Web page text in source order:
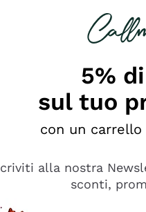
5%
sul tuo
con un
alla nostra
sconti,